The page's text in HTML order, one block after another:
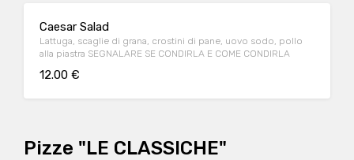
Caesar Salad
Lattuga, scaglie di grana, crostini di pane, uovo sodo, pollo
alla piastra SEGNALARE SE CONDIRLA E COME CONDIRLA
12.00 €
Pizze "LE CLASSICHE"